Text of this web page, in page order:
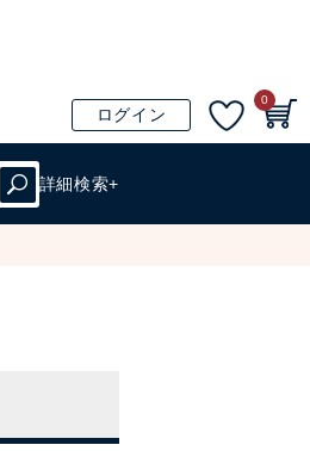
ログイン
0
詳細検索+